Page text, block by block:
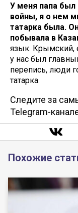
У меня папа был
войны, я о нем
татарка была.
побывала в
язык. Крымский,
у нас был
перепись, люди
татарка.
Следите за
Telegram-
Похожие